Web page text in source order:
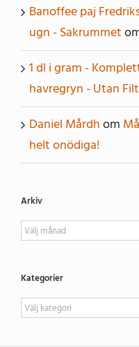
Banoffee paj
ugn - Sakrummet
1 dl i gram -
havregryn - Utan
Daniel Mårdhom
helt onödiga!
Arkiv
Arkiv
Kategorier
Kategorier